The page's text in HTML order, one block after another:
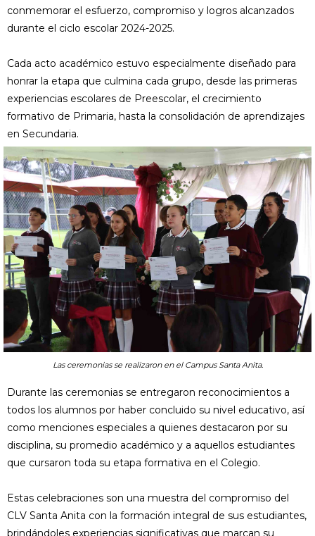
conmemorar el esfuerzo, compromiso y logros alcanzados
durante el ciclo escolar 2024-2025.
Cada acto académico estuvo especialmente diseñado para
honrar la etapa que culmina cada grupo, desde las primeras
experiencias escolares de Preescolar, el crecimiento
formativo de Primaria, hasta la consolidación de aprendizajes
en Secundaria.
Las ceremonias se realizaron en el Campus Santa Anita.
Durante las ceremonias se entregaron reconocimientos a
todos los alumnos por haber concluido su nivel educativo, así
como menciones especiales a quienes destacaron por su
disciplina, su promedio académico y a aquellos estudiantes
que cursaron toda su etapa formativa en el Colegio.
Estas celebraciones son una muestra del compromiso del
CLV Santa Anita con la formación integral de sus estudiantes,
brindándoles experiencias significativas que marcan su